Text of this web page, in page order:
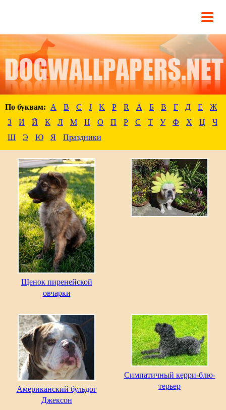
По буквам: A B C J K P R А Б В Г Д Е
Ж
З
И Й К Л М Н О П Р С Т У Ф Х Ц
Ч
Ш
Э Ю Я Праздники
Щенок пиренейской
овчарки
Американский бульдог
Джексон
Симпатичный керри-блю-
терьер